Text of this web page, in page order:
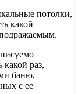
потолки,
какой
какой раз,
баню,
с ее